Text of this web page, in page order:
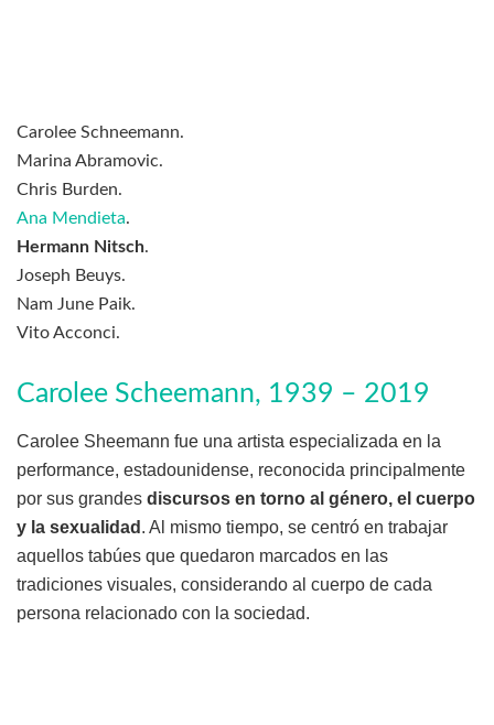
Carolee Schneemann.
Marina Abramovic.
Chris Burden.
Ana Mendieta.
Hermann Nitsch.
Joseph Beuys.
Nam June Paik.
Vito Acconci.
Carolee Scheemann, 1939 – 2019
Carolee Sheemann fue una artista especializada en la
performance, estadounidense, reconocida principalmente
por sus grandes discursos en torno al género, el cuerpo
y la sexualidad . Al mismo tiempo, se centró en trabajar
aquellos tabúes que quedaron marcados en las
tradiciones visuales, considerando al cuerpo de cada
persona relacionado con la sociedad.